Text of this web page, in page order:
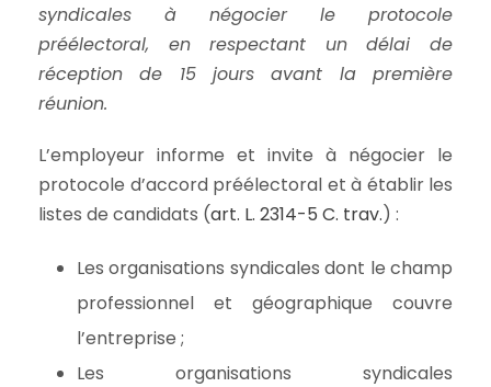
syndicales à négocier le protocole
préélectoral, en respectant un délai de
réception de 15 jours avant la première
réunion.
L’employeur informe et invite à négocier le
protocole d’accord préélectoral et à établir les
listes de candidats (art. L. 2314-5 C. trav.) :
Les organisations syndicales dont le champ
professionnel et géographique couvre
l’entreprise ;
Les organisations syndicales